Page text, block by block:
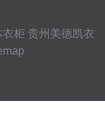
衣柜 贵州美德凯衣